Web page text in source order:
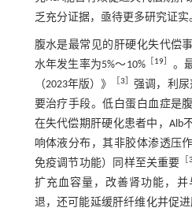
乏充分证据，亟待更多研究证实
腹水是最常见的肝硬化失代偿
水年发生率为5%～10%
19
。
（2023年版）》
［3 ］强调，利尿
要治疗手段。低白蛋白血症是
在失代偿期肝硬化患者中，Alb
响体液分布，其非胶体渗透压
免疫调节功能）同样至关重要
3
扩充血容量，改善肾功能，
退，还可能延缓肝纤维化并促